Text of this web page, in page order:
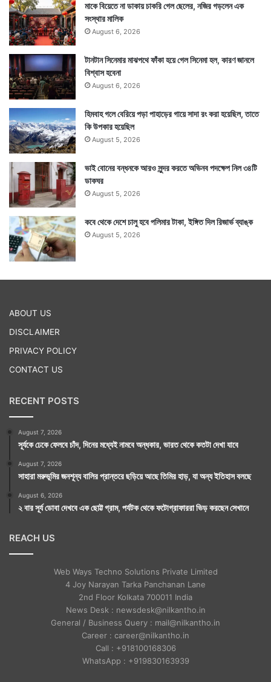
মাকে বিয়েতে না ডাকায় চাকরি গেল ছেলের, নজির গড়লেন এক
সংস্থার মালিক
August 6, 2026
টানটান সিনেমার মাঝপথে ফাঁকা হয়ে গেল সিনেমা হল, কারণ জানলে
বিশ্বাস হবেনা
August 6, 2026
হিমবাহ গলে বেরিয়ে পড়া পাহাড়ের গায়ে সাদা রং করা হয়েছিল, তাতে
কি উপকার হয়েছিল
August 5, 2026
ভাই বোনের বন্ধনকে আরও সুন্দর করতে অভিনব পদক্ষেপ নিল ৩৪টি
ডাকঘর
August 5, 2026
কবে থেকে দেশে চালু হবে পলিমার টাকা, ইঙ্গিত দিল রিজার্ভ ব্যাঙ্ক
August 5, 2026
ABOUT US
DISCLAIMER
PRIVACY POLICY
CONTACT US
RECENT POSTS
August 7, 2026
সূর্যকে ঢেকে ফেলবে চাঁদ, দিনের মধ্যেই নামবে অন্ধকার, ভারত থেকে কতটা দেখা যাবে
August 7, 2026
সাহারা মরুভূমির জনশূন্য বালির প্রান্তরে ছড়িয়ে আছে তিমির হাড়, যা অন্য ইতিহাস বলছে
August 6, 2026
২ বার সূর্য ডোবা দেখবে এক ছোট্ট গ্রাম, পর্যটক থেকে ফটোগ্রাফাররা ভিড় করছেন সেখানে
REACH US
Web Ways Techno Solutions Private Limited
4 Joy Narayan Tarka Panchanan Lane
2nd Floor Kolkata 700011 India
News Desk : newsdesk@nilkantho.in
General / Business Query : mail@nilkantho.in
Career : career@nilkantho.in
Call : +918100168306
WhatsApp : +919830163939